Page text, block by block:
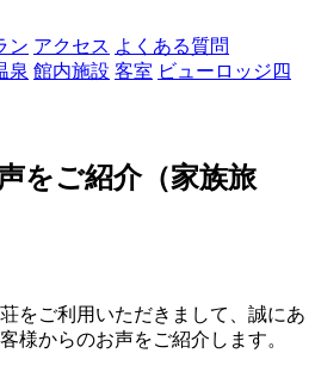
ン アクセス よくある質問
泉 館内施設 客室 ビューロッジ四
をご紹介（家族旅
をご利用いただきまして、誠にあ
様からのお声をご紹介します。